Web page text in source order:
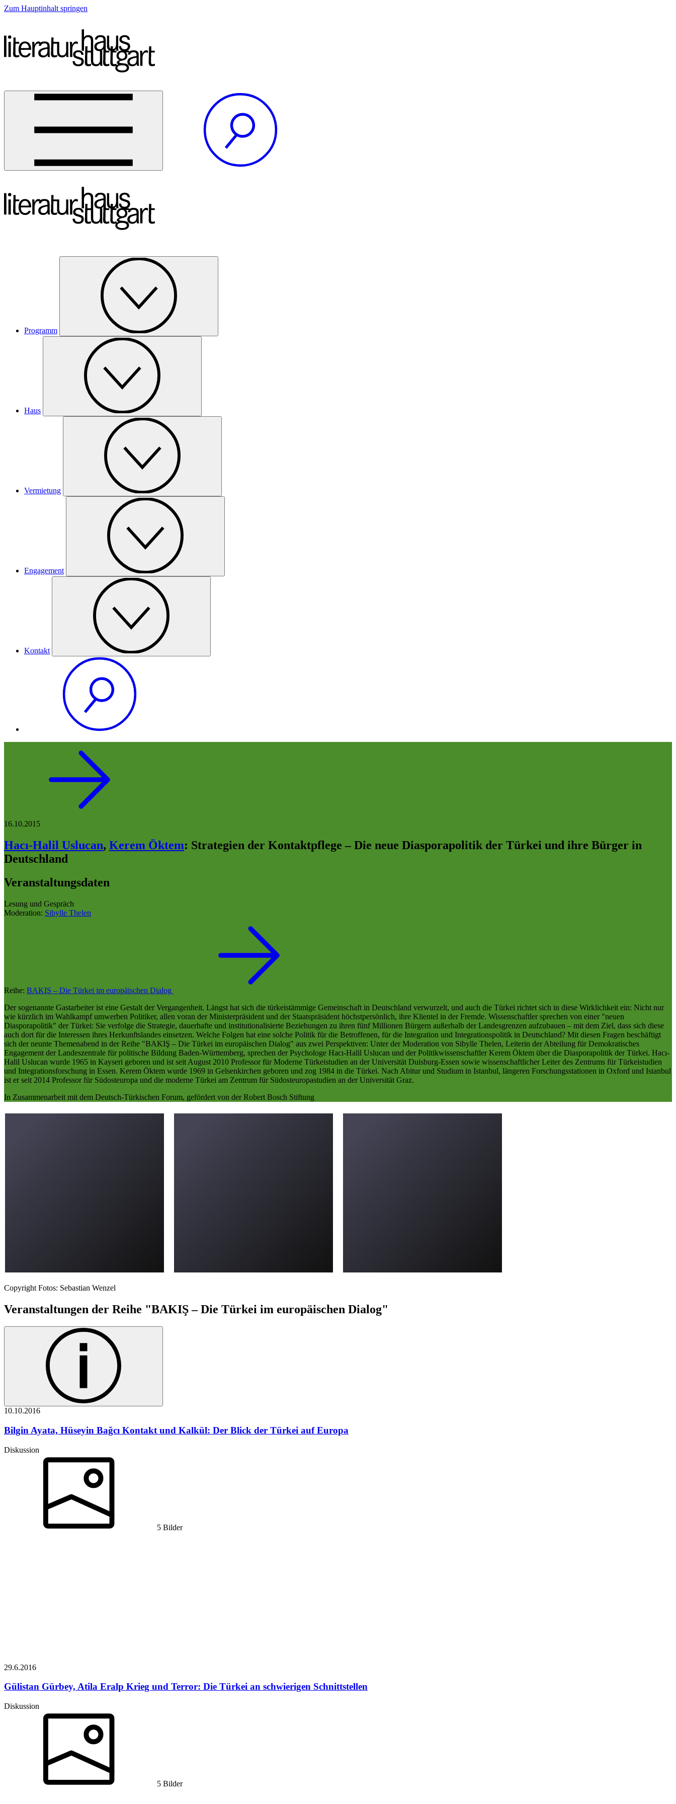
Zum Hauptinhalt springen
Programm
Haus
Vermietung
Engagement
Kontakt
16.10.2015
Hacı-Halil Uslucan, Kerem Öktem: Strategien der Kontaktpflege – Die neue Diasporapolitik der Türkei und ihre Bürger in
Deutschland
Veranstaltungsdaten
Lesung und Gespräch
Moderation: Sibylle Thelen
Reihe: BAKIŞ – Die Türkei im europäischen Dialog
Der sogenannte Gastarbeiter ist eine Gestalt der Vergangenheit. Längst hat sich die türkeistämmige Gemeinschaft in Deutschland verwurzelt, und auch die Türkei richtet sich in diese Wirklichkeit ein: Nicht nur
wie kürzlich im Wahlkampf umwerben Politiker, allen voran der Ministerpräsident und der Staatspräsident höchstpersönlich, ihre Klientel in der Fremde. Wissenschaftler sprechen von einer "neuen
Diasporapolitik" der Türkei: Sie verfolge die Strategie, dauerhafte und institutionalisierte Beziehungen zu ihren fünf Millionen Bürgern außerhalb der Landesgrenzen aufzubauen – mit dem Ziel, dass sich diese
auch dort für die Interessen ihres Herkunftslandes einsetzen. Welche Folgen hat eine solche Politik für die Betroffenen, für die Integration und Integrationspolitik in Deutschland? Mit diesen Fragen beschäftigt
sich der neunte Themenabend in der Reihe "BAKIŞ – Die Türkei im europäischen Dialog" aus zwei Perspektiven: Unter der Moderation von Sibylle Thelen, Leiterin der Abteilung für Demokratisches
Engagement der Landeszentrale für politische Bildung Baden-Württemberg, sprechen der Psychologe Hacı-Halil Uslucan und der Politikwissenschaftler Kerem Öktem über die Diasporapolitik der Türkei. Hacı-
Halil Uslucan wurde 1965 in Kayseri geboren und ist seit August 2010 Professor für Moderne Türkeistudien an der Universität Duisburg-Essen sowie wissenschaftlicher Leiter des Zentrums für Türkeistudien
und Integrationsforschung in Essen. Kerem Öktem wurde 1969 in Gelsenkirchen geboren und zog 1984 in die Türkei. Nach Abitur und Studium in Istanbul, längeren Forschungsstationen in Oxford und Istanbul
ist er seit 2014 Professor für Südosteuropa und die moderne Türkei am Zentrum für Südosteuropastudien an der Universität Graz.
In Zusammenarbeit mit dem Deutsch-Türkischen Forum, gefördert von der Robert Bosch Stiftung
Copyright Fotos: Sebastian Wenzel
Veranstaltungen der Reihe "BAKIŞ – Die Türkei im europäischen Dialog"
10.10.2016
Bilgin Ayata, Hüseyin Bağcı Kontakt und Kalkül: Der Blick der Türkei auf Europa
Diskussion
5 Bilder
29.6.2016
Gülistan Gürbey, Atila Eralp Krieg und Terror: Die Türkei an schwierigen Schnittstellen
Diskussion
5 Bilder